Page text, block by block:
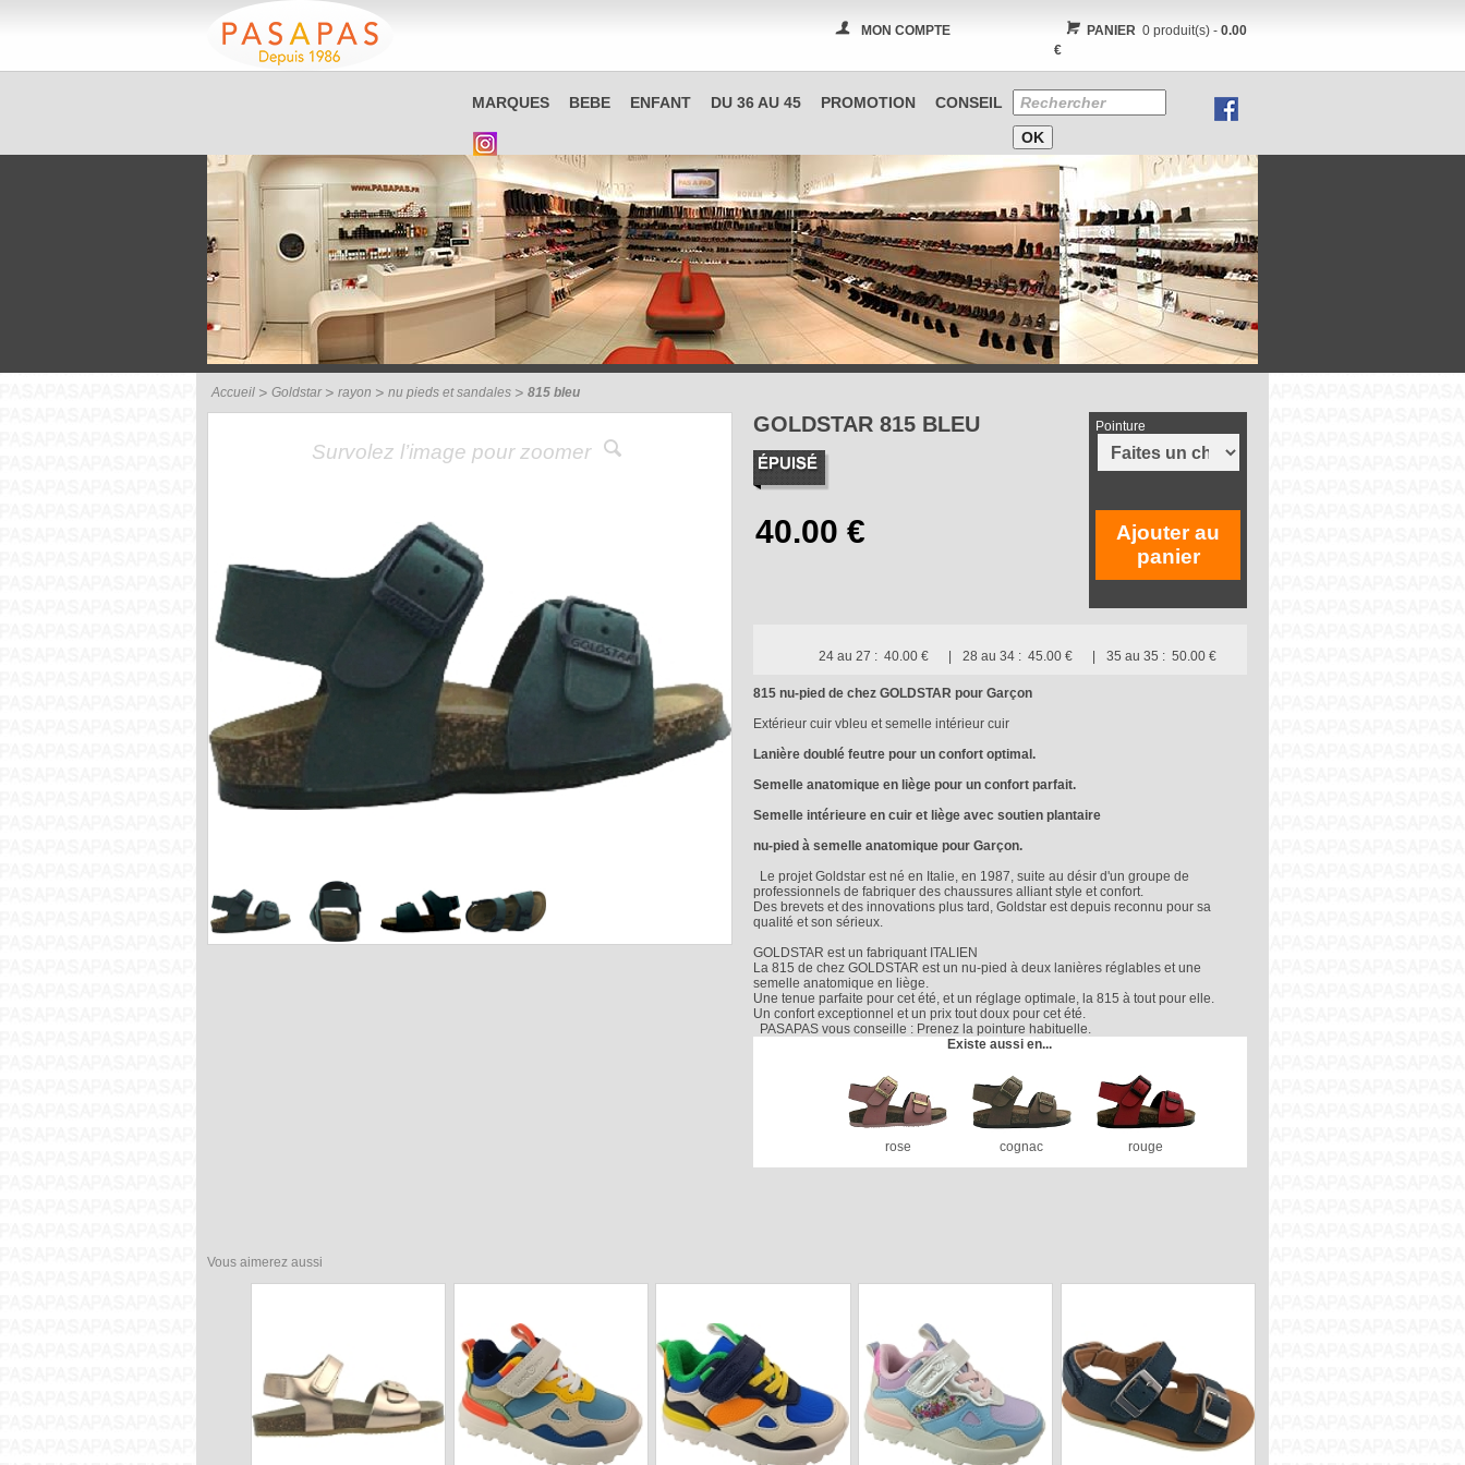
MON COMPTE PANIER 0 produit(s) -0.00
€
MARQUES BEBE ENFANT DU 36 AU 45 PROMOTION CONSEIL
Accueil Goldstar rayon nu pieds et sandales 815 bleu
Survolez l’image pour zoomer
GOLDSTAR 815 BLEU Pointure
Ajouter au
panier
24 au 27 : 40.00 € 28 au 34 : 45.00 € 35 au 35 : 50.00 €
815 nu-pied de chez GOLDSTAR pour Garçon
Extérieur cuir vbleu et semelle intérieur cuir
Lanière doublé feutre pour un confort optimal.
Semelle anatomique en liège pour un confort parfait.
Semelle intérieure en cuir et liège avec soutien plantaire
nu-pied à semelle anatomique pour Garçon.
Le projet Goldstar est né en Italie, en 1987, suite au désir d'un groupe de
professionnels de fabriquer des chaussures alliant style et confort.
Des brevets et des innovations plus tard, Goldstar est depuis reconnu pour sa
qualité et son sérieux.
GOLDSTAR est un fabriquant ITALIEN
La 815 de chez GOLDSTAR est un nu-pied à deux lanières réglables et une
semelle anatomique en liège.
Une tenue parfaite pour cet été, et un réglage optimale, la 815 à tout pour elle.
Un confort exceptionnel et un prix tout doux pour cet été.
PASAPAS vous conseille : Prenez la pointure habituelle.
Existe aussi en...
rose cognac rouge
Vous aimerez aussi